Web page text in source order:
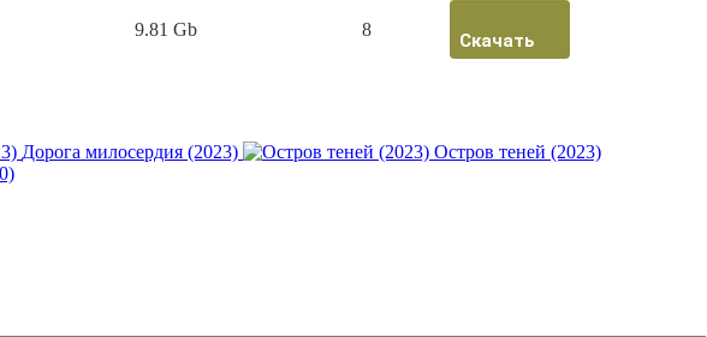
9.81 Gb 8
Скачать
Дорога милосердия (2023)
Остров теней (2023)